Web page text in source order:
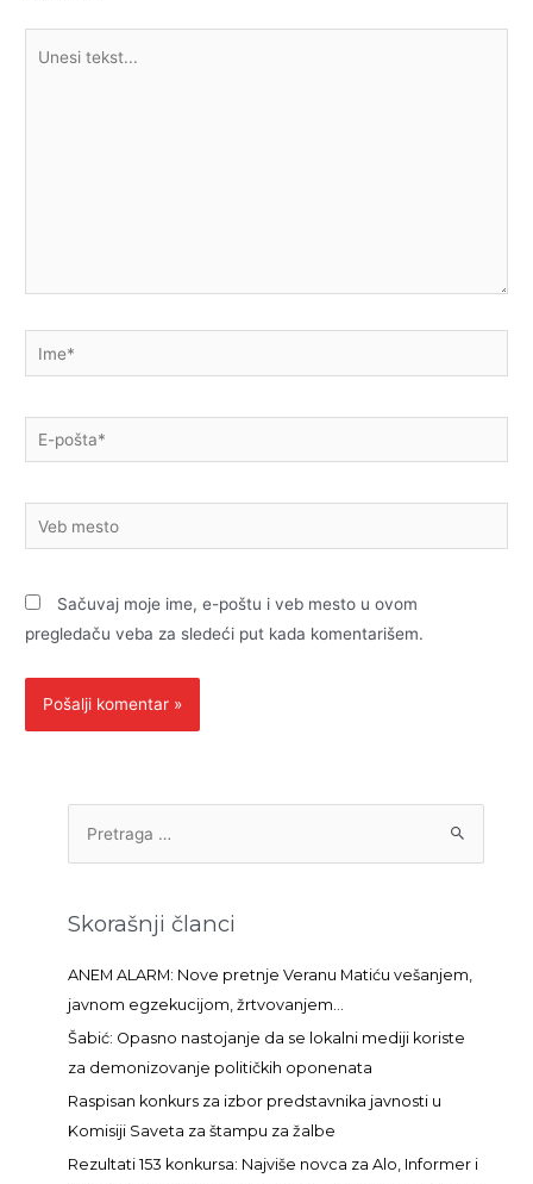
Ime*
E-
pošta*
Veb
mesto
Sačuvaj moje ime, e-poštu i veb mesto u ovom
pregledaču veba za sledeći put kada komentarišem.
r
a
g
a
Skorašnji članci
ANEM ALARM: Nove pretnje Veranu Matiću vešanjem,
javnom egzekucijom, žrtvovanjem…
Šabić: Opasno nastojanje da se lokalni mediji koriste
za demonizovanje političkih oponenata
Raspisan konkurs za izbor predstavnika javnosti u
Komisiji Saveta za štampu za žalbe
Rezultati 153 konkursa: Najviše novca za Alo, Informer i